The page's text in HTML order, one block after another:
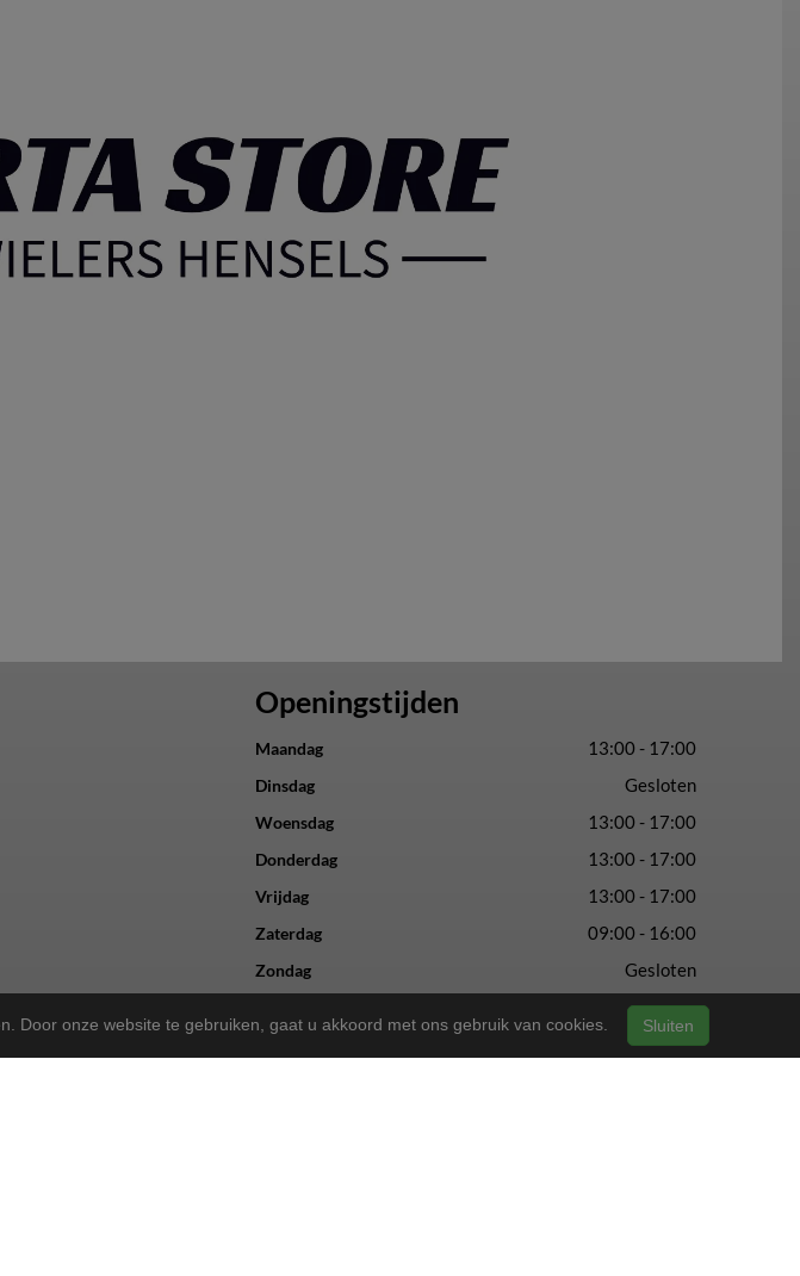
Openingstijden
Maandag 13:00 - 17:00
Dinsdag Gesloten
Woensdag 13:00 - 17:00
Donderdag 13:00 - 17:00
Vrijdag 13:00 - 17:00
Zaterdag 09:00 - 16:00
Zondag Gesloten
Door onze website te gebruiken, gaat u akkoord met ons gebruik van cookies. Sluiten